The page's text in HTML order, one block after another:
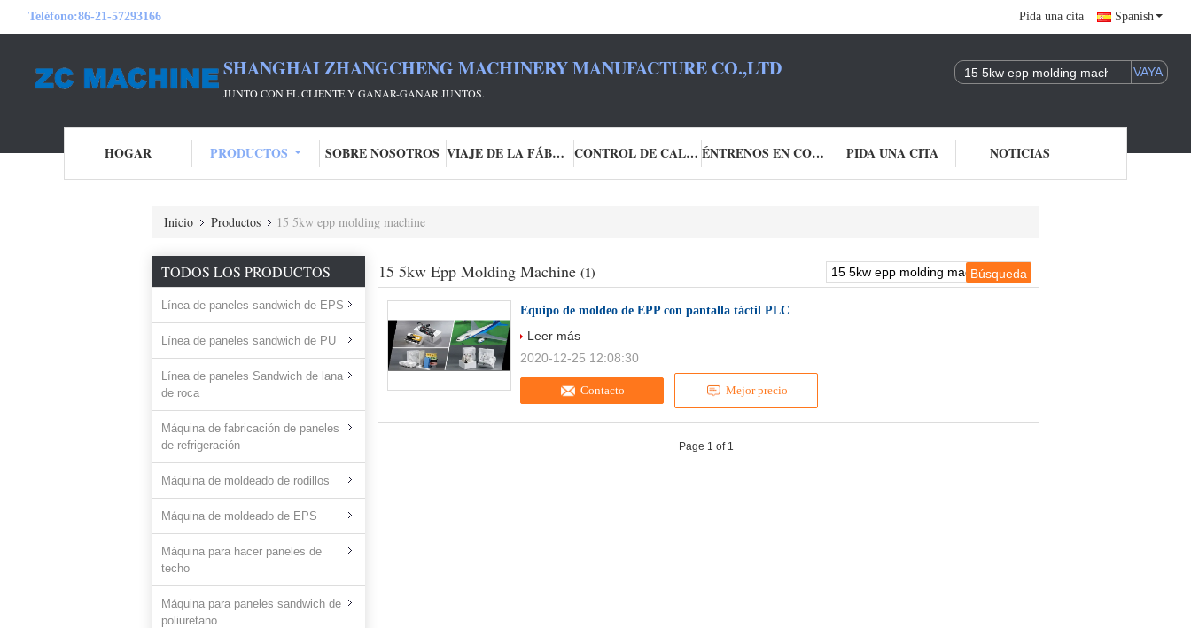
Teléfono:86-21-57293166 Pida una cita Spanish
SHANGHAI ZHANGCHENG MACHINERY MANUFACTURE CO.,LTD
JUNTO CON EL CLIENTE Y GANAR-GANAR JUNTOS.
HOGAR PRODUCTOS SOBRE NOSOTROS VIAJE DE LA FÁBRICA CONTROL DE CALIDAD ÉNTRENOS EN CONTACTO CON PIDA UNA CITA NOTICIAS
Inicio Productos 15 5kw epp molding machine
TODOS LOS PRODUCTOS
Línea de paneles sandwich de EPS
Línea de paneles sandwich de PU
Línea de paneles Sandwich de lana
de roca
Máquina de fabricación de paneles
de refrigeración
Máquina de moldeado de rodillos
Máquina de moldeado de EPS
Máquina para hacer paneles de
techo
Máquina para paneles sandwich de
poliuretano
15 5kw Epp Molding Machine (1)
Equipo de moldeo de EPP con pantalla táctil PLC
Contacto Mejor precio
Leer más
2020-12-25 12:08:30
Page 1 of 1